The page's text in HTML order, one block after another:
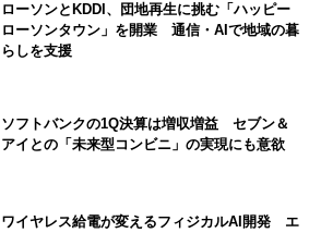
ローソンとKDDI、団地再生に挑む「ハッピー
ローソンタウン」を開業 通信・AIで地域の暮
らしを支援
ソフトバンクの1Q決算は増収増益 セブン＆
アイとの「未来型コンビニ」の実現にも意欲
ワイヤレス給電が変えるフィジカルAI開発 エ